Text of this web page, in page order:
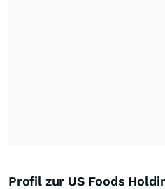
Profil zur US Foods